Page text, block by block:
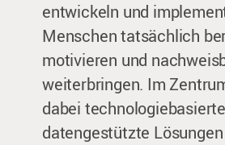
entwickeln und
Menschen tatsächlich
motivieren und
weiterbringen. Im
dabei
datengestützte